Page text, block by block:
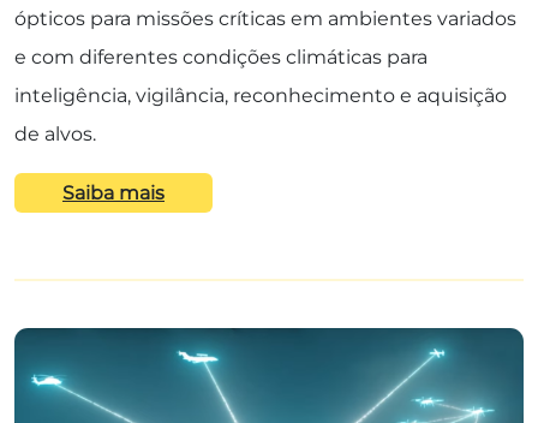
ópticos para missões críticas em ambientes variados
e com diferentes condições climáticas para
inteligência, vigilância, reconhecimento e aquisição
de alvos.
Saiba mais